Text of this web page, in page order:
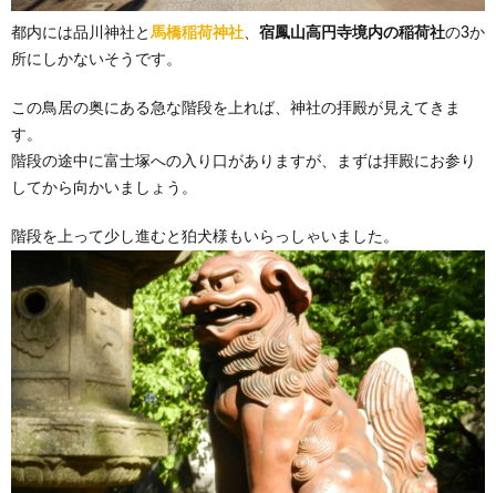
都内には品川神社と 馬橋稲荷神社、 宿鳳山高円寺境内の稲荷社の3か
所にしかないそうです。
この鳥居の奥にある急な階段を上れば、神社の拝殿が見えてきま
す。
階段の途中に富士塚への入り口がありますが、まずは拝殿にお参り
してから向かいましょう。
階段を上って少し進むと狛犬様もいらっしゃいました。